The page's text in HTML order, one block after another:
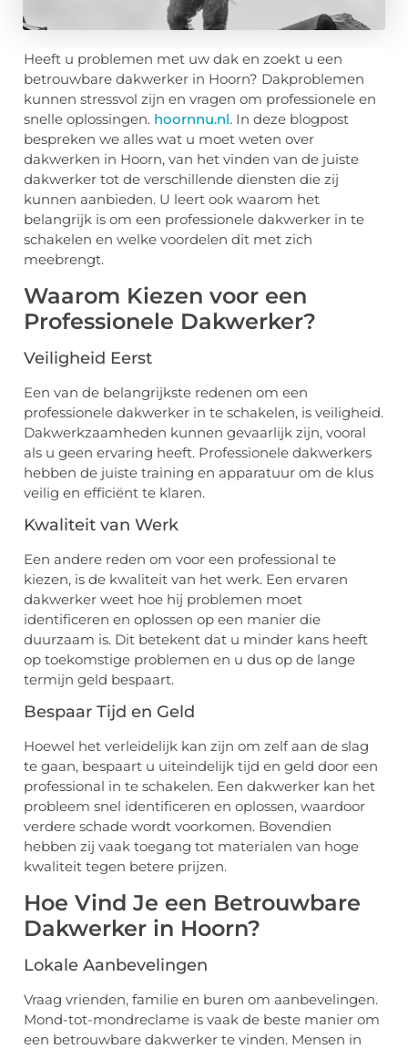
Heeft u problemen met uw dak en zoekt u een
betrouwbare dakwerker in Hoorn? Dakproblemen
kunnen stressvol zijn en vragen om professionele en
snelle oplossingen. hoornnu.nl. In deze blogpost
bespreken we alles wat u moet weten over
dakwerken in Hoorn, van het vinden van de juiste
dakwerker tot de verschillende diensten die zij
kunnen aanbieden. U leert ook waarom het
belangrijk is om een professionele dakwerker in te
schakelen en welke voordelen dit met zich
meebrengt.
Waarom Kiezen voor een
Professionele Dakwerker?
Veiligheid Eerst
Een van de belangrijkste redenen om een
professionele dakwerker in te schakelen, is veiligheid.
Dakwerkzaamheden kunnen gevaarlijk zijn, vooral
als u geen ervaring heeft. Professionele dakwerkers
hebben de juiste training en apparatuur om de klus
veilig en efficiënt te klaren.
Kwaliteit van Werk
Een andere reden om voor een professional te
kiezen, is de kwaliteit van het werk. Een ervaren
dakwerker weet hoe hij problemen moet
identificeren en oplossen op een manier die
duurzaam is. Dit betekent dat u minder kans heeft
op toekomstige problemen en u dus op de lange
termijn geld bespaart.
Bespaar Tijd en Geld
Hoewel het verleidelijk kan zijn om zelf aan de slag
te gaan, bespaart u uiteindelijk tijd en geld door een
professional in te schakelen. Een dakwerker kan het
probleem snel identificeren en oplossen, waardoor
verdere schade wordt voorkomen. Bovendien
hebben zij vaak toegang tot materialen van hoge
kwaliteit tegen betere prijzen.
Hoe Vind Je een Betrouwbare
Dakwerker in Hoorn?
Lokale Aanbevelingen
Vraag vrienden, familie en buren om aanbevelingen.
Mond-tot-mondreclame is vaak de beste manier om
een betrouwbare dakwerker te vinden. Mensen in